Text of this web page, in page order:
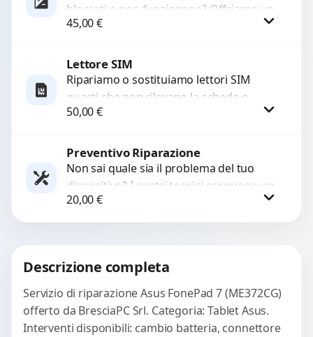
bloccati o non funzionano? Offriamo un
servizio di riparazione o sostituzione
45,00€
Lettore SIM
Ripariamo o sostituiamo lettori SIM
guasti che non rilevano la scheda o
interrompono il segnale. Utilizziamo
50,00€
Procedi
Preventivo Riparazione
Non sai quale sia il problema del tuo
dispositivo? I nostri tecnici eseguono un
check-up completo con strumenti
avanzati per...
20,00€
Descrizione completa
Servizio di riparazione Asus FonePad 7 (ME372CG)
offerto da BresciaPC Srl. Categoria: Tablet Asus.
Interventi disponibili: cambio batteria, connettore